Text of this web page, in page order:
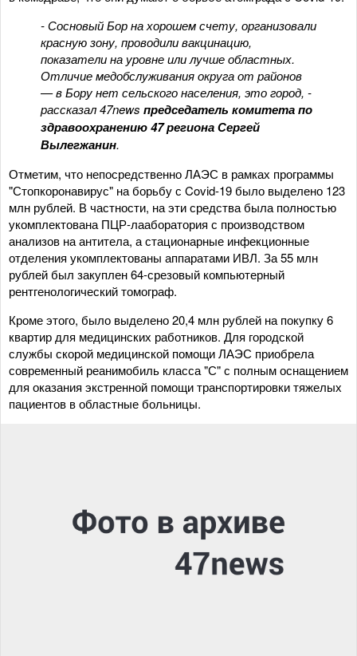
- Сосновый Бор на хорошем счету, организовали
красную зону, проводили вакцинацию,
показатели на уровне или лучше областных.
Отличие медобслуживания округа от районов
— в Бору нет сельского населения, это город, -
рассказал 47news председатель комитета по
здравоохранению 47 региона Сергей
Вылегжанин.
Отметим, что непосредственно ЛАЭС в рамках программы
"Стопкоронавирус" на борьбу с Covid-19 было выделено 123
млн рублей. В частности, на эти средства была полностью
укомплектована ПЦР-лааборатория с производством
анализов на антитела, а стационарные инфекционные
отделения укомплектованы аппаратами ИВЛ. За 55 млн
рублей был закуплен 64-срезовый компьютерный
рентгенологический томограф.
Кроме этого, было выделено 20,4 млн рублей на покупку 6
квартир для медицинских работников. Для городской
службы скорой медицинской помощи ЛАЭС приобрела
современный реанимобиль класса "С" с полным оснащением
для оказания экстренной помощи транспортировки тяжелых
пациентов в областные больницы.